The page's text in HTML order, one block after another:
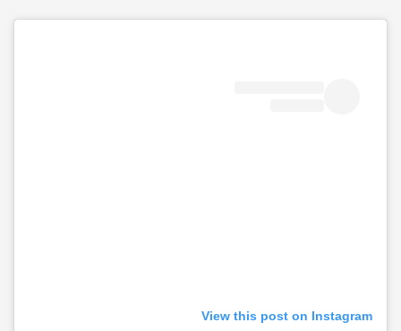
View this post on Instagram